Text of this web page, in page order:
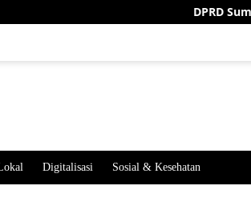
DPRD Sumedang
Digitalisasi Sosial & Kesehatan